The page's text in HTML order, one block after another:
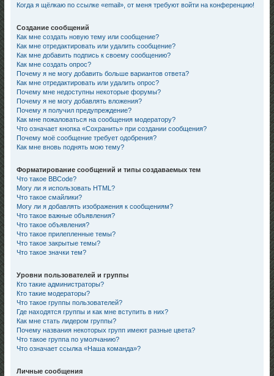
Когда я щёлкаю по ссылке «email», от меня требуют войти на конференцию!
Создание сообщений
Как мне создать новую тему или сообщение?
Как мне отредактировать или удалить сообщение?
Как мне добавить подпись к своему сообщению?
Как мне создать опрос?
Почему я не могу добавить больше вариантов ответа?
Как мне отредактировать или удалить опрос?
Почему мне недоступны некоторые форумы?
Почему я не могу добавлять вложения?
Почему я получил предупреждение?
Как мне пожаловаться на сообщения модератору?
Что означает кнопка «Сохранить» при создании сообщения?
Почему моё сообщение требует одобрения?
Как мне вновь поднять мою тему?
Форматирование сообщений и типы создаваемых тем
Что такое BBCode?
Могу ли я использовать HTML?
Что такое смайлики?
Могу ли я добавлять изображения к сообщениям?
Что такое важные объявления?
Что такое объявления?
Что такое прилепленные темы?
Что такое закрытые темы?
Что такое значки тем?
Уровни пользователей и группы
Кто такие администраторы?
Кто такие модераторы?
Что такое группы пользователей?
Где находятся группы и как мне вступить в них?
Как мне стать лидером группы?
Почему названия некоторых групп имеют разные цвета?
Что такое группа по умолчанию?
Что означает ссылка «Наша команда»?
Личные сообщения